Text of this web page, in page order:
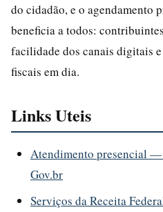
do cidadão, e o agendamento
beneficia a todos:
facilidade dos canais digitais
fiscais em dia.
Links Uteis
Atendimento presencial —
Gov.br
Serviços da Receita